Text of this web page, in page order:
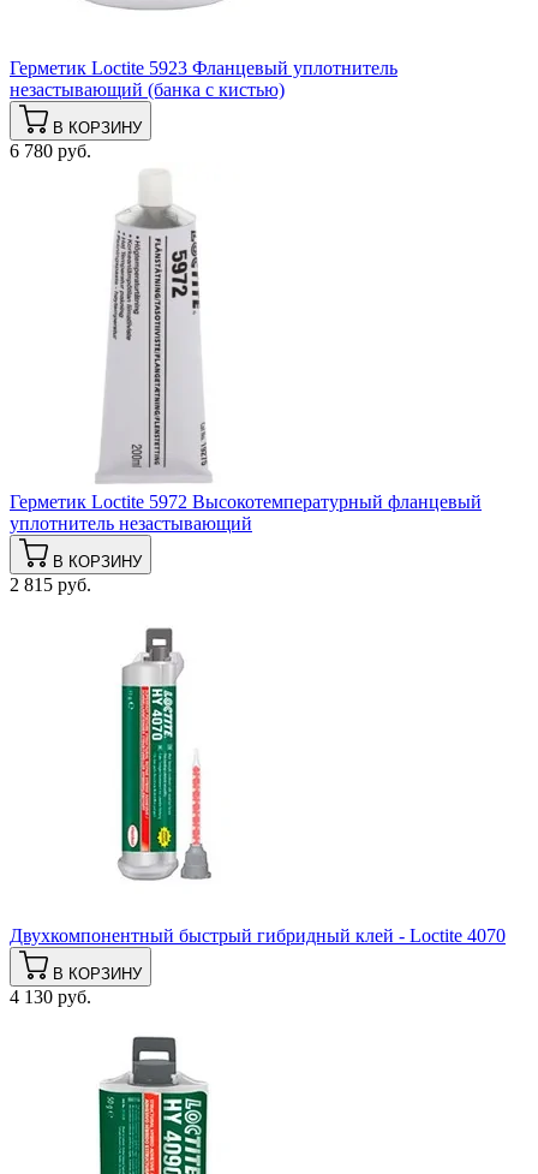
Герметик Loctite 5923 Фланцевый уплотнитель
незастывающий (банка с кистью)
В КОРЗИНУ
6 780 руб.
Герметик Loctite 5972 Высокотемпературный фланцевый
уплотнитель незастывающий
В КОРЗИНУ
2 815 руб.
Двухкомпонентный быстрый гибридный клей - Loctite 4070
В КОРЗИНУ
4 130 руб.